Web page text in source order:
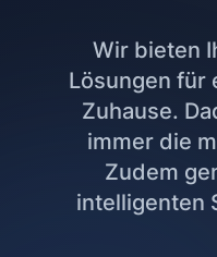
Wir bieten
Lösungen für
Zuhause.
immer die
Zudem
intelligenten